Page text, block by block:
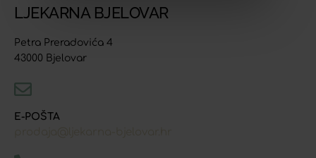
LJEKARNA BJELOVAR
Petra Preradovića 4
43000 Bjelovar
E-POŠTA